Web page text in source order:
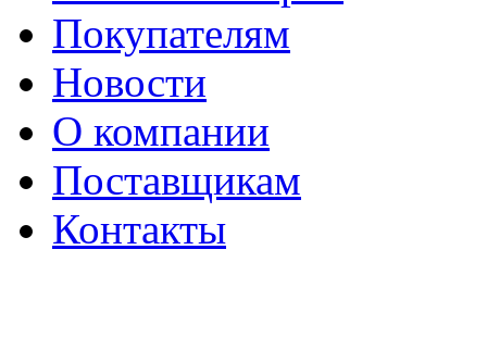
Покупателям
Новости
О компании
Поставщикам
Контакты